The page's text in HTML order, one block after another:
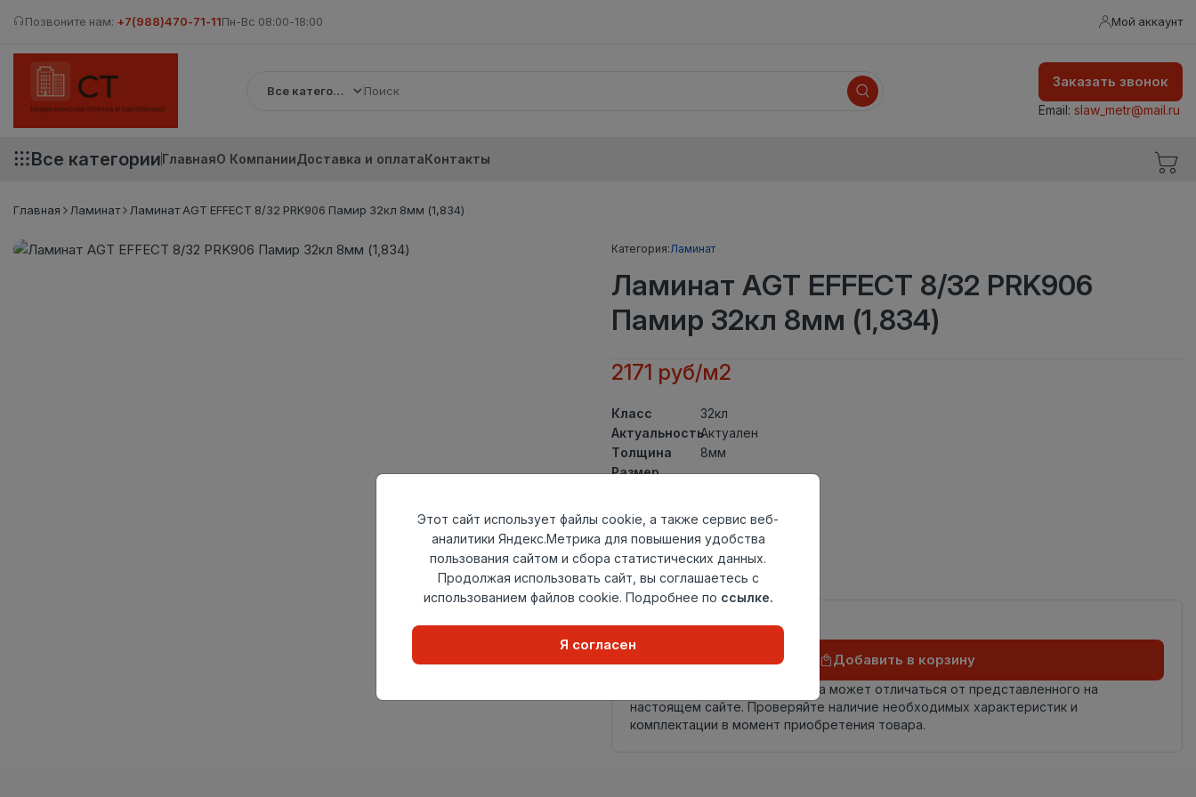
Позвоните нам: +7(988)470-71-11Пн-Вс 08:00-18:00 Мой аккаунт
Все категории
Заказать звонок
Email: slaw_metr@mail.ru
Все категорииГлавнаяО КомпанииДоставка и оплатаКонтакты
Главная Ламинат Ламинат AGT EFFECT 8/32 PRK906 Памир 32кл 8мм (1,834)
Категория:Ламинат
Ламинат AGT EFFECT 8/32 PRK906
Памир 32кл 8мм (1,834)
2171 руб/м2
Класс
32кл
АктуальностьАктуален
Толщина
8мм
Размер
Теплый пол
до +27 градусов
Фаска
Замок
L2C/ Click to Fit
Страна
происхождения
Турция
Осталось73 упак
Добавить в корзину
Внимание! Внешний вид товара может отличаться от представленного на
настоящем сайте. Проверяйте наличие необходимых характеристик и
комплектации в момент приобретения товара.
Этот сайт использует файлы cookie, а также сервис веб-
аналитики Яндекс.Метрика для повышения удобства
пользования сайтом и сбора статистических данных.
Продолжая использовать сайт, вы соглашаетесь с
использованием файлов cookie. Подробнее по ссылке.
Я согласен